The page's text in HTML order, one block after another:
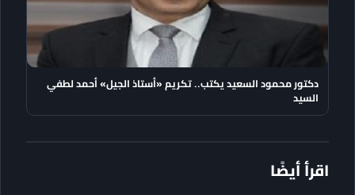
دكتور محمود السعيد يكتب.. تكريم «أستاذ الجيل» أحمد لطفي
السيد
اقرأ أيضًا